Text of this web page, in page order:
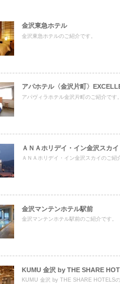
金沢東急ホテル
金沢東急ホテルのご紹介です。
アパホテル〈金沢片町〉
アパヴィラホテル金沢片町のご紹介です。
ＡＮＡホリデイ・イン金沢スカイ
ＡＮＡホリデイ・イン金沢スカイのご紹
金沢マンテンホテル駅前
金沢マンテンホテル駅前のご紹介です。
KUMU 金沢 by THE SHARE
KUMU 金沢 by THE SHARE HOTELSの